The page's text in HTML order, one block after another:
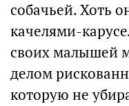
собачьей. Хоть
качелями-
своих малышей
делом
которую не